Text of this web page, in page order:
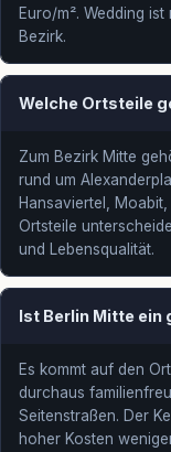
Euro/m². Wedding
Bezirk.
Welche Ortsteile
Zum Bezirk Mitte
rund um
Hansaviertel,
Ortsteile
und Lebensqualität.
Ist Berlin Mitte ein
Es kommt auf den
durchaus
Seitenstraßen. Der
hoher Kosten